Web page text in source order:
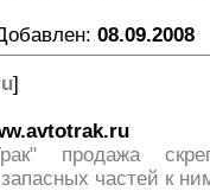
08.09.2008
]
продажа
запасных частей к